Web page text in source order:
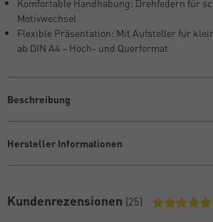
Komfortable Handhabung: Drehfedern für
Motivwechsel
Flexible Präsentation: Mit Aufsteller für
ab DIN A4 – Hoch- und Querformat
Beschreibung
Hersteller Informationen
Kundenrezensionen (25)